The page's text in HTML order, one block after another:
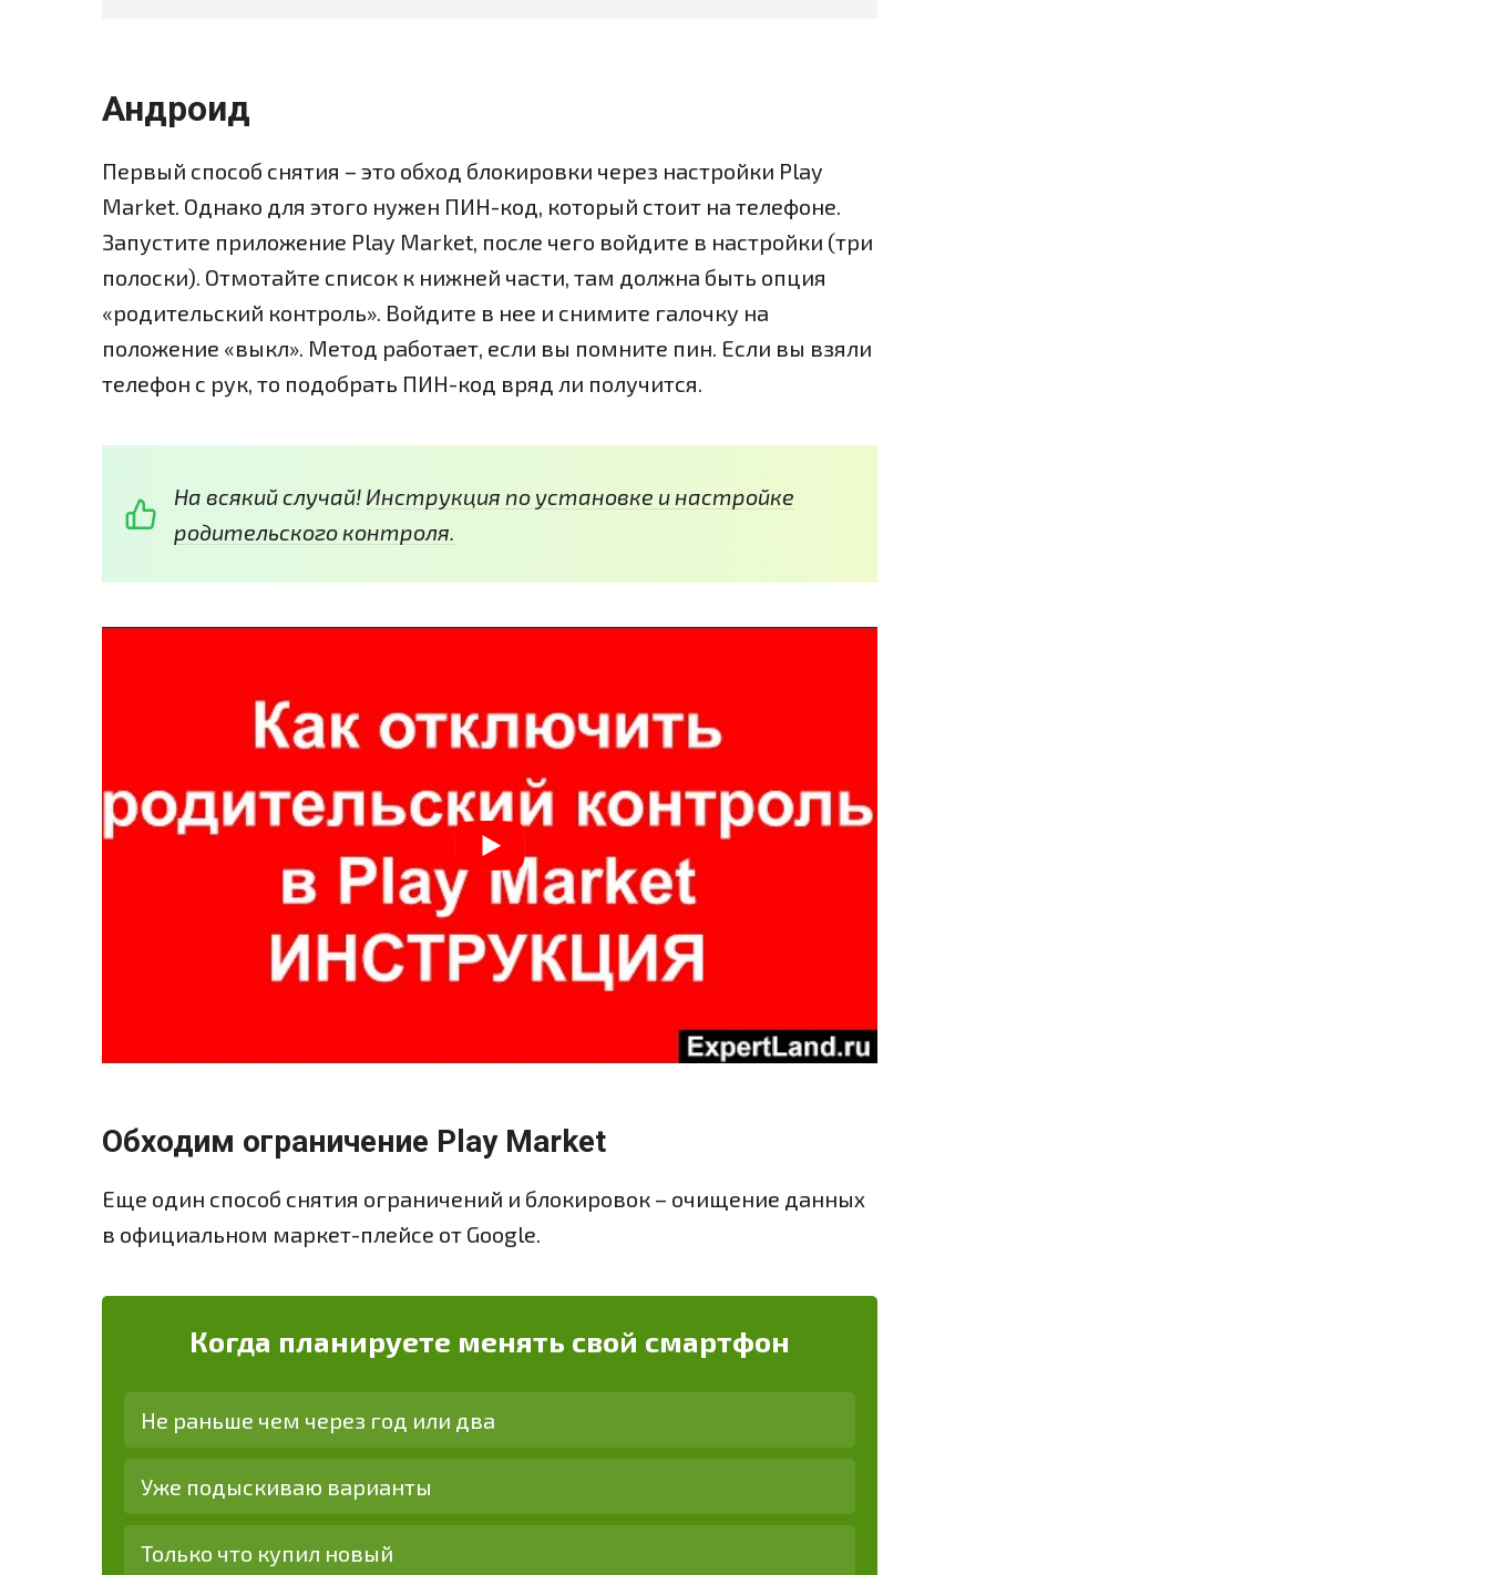
Андроид
Первый способ снятия – это обход блокировки через настройки Play
Market. Однако для этого нужен ПИН-код, который стоит на телефоне.
Запустите приложение Play Market, после чего войдите в настройки (три
полоски). Отмотайте список к нижней части, там должна быть опция
«родительский контроль». Войдите в нее и снимите галочку на
положение «выкл». Метод работает, если вы помните пин. Если вы взяли
телефон с рук, то подобрать ПИН-код вряд ли получится.
На всякий случай! Инструкция по установке и настройке
родительского контроля.
Обходим ограничение Play Market
Еще один способ снятия ограничений и блокировок – очищение данных
в официальном маркет-плейсе от Google.
Когда планируете менять свой смартфон
Не раньше чем через год или два
Уже подыскиваю варианты
Только что купил новый